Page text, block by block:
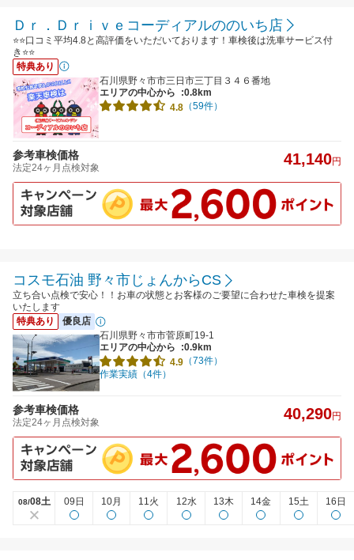
Ｄｒ．Ｄｒｉｖｅコーディアルののいち店
⭐⭐口コミ平均4.8と高評価をいただいております！車検後は洗車サービス付
き⭐⭐
特典あり
石川県野々市市三日市三丁目３４６番地
エリアの中心から
:0.8km
4.8 （59件）
参考車検価格
法定24ヶ月点検対象 41,140円
コスモ石油 野々市じょんからCS
立ち合い点検で安心！！お車の状態とお客様のご要望に合わせた車検を提案
いたします
特典あり
優良店
石川県野々市市菅原町19-1
エリアの中心から
:0.9km
4.9 （73件）
作業実績（4件）
参考車検価格
法定24ヶ月点検対象 40,290円
08/08土 09日 10月 11火 12水 13木 14金 15土 16日